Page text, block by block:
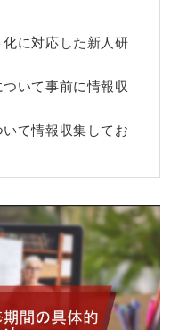
に対応した新人研
いて事前に情報収
て情報収集してお